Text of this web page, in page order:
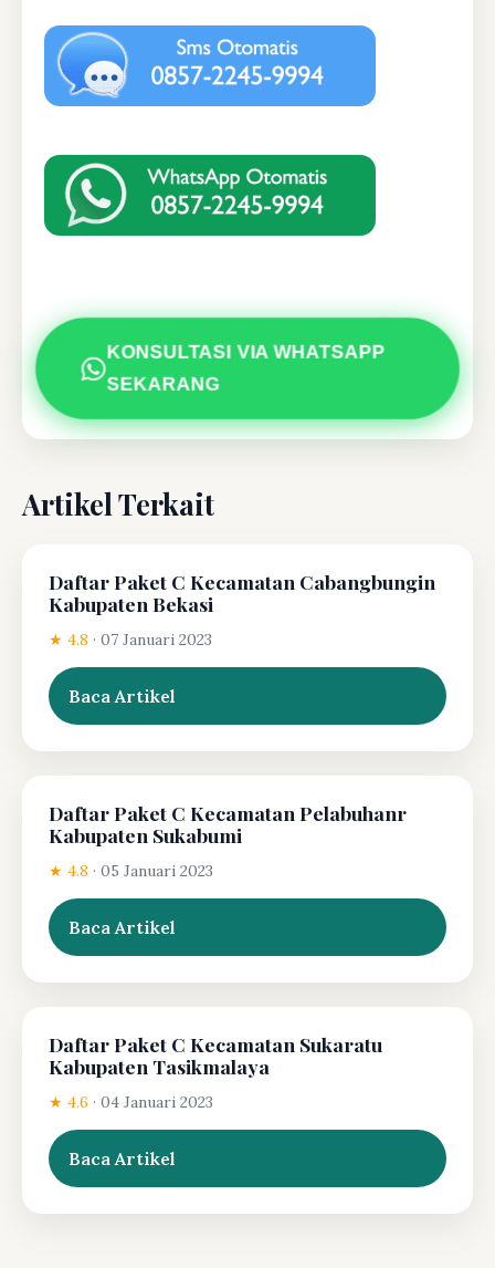
KONSULTASI VIA WHATSAPP
SEKARANG
Artikel Terkait
Daftar Paket C Kecamatan Cabangbungin
Kabupaten Bekasi
★ 4.8 · 07 Januari 2023
Baca Artikel
Daftar Paket C Kecamatan Pelabuhanr
Kabupaten Sukabumi
★ 4.8 · 05 Januari 2023
Baca Artikel
Daftar Paket C Kecamatan Sukaratu
Kabupaten Tasikmalaya
★ 4.6 · 04 Januari 2023
Baca Artikel